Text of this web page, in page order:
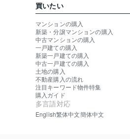
買いたい
マンションの購入
新築・分譲マンションの購入
中古マンションの購入
一戸建ての購入
新築一戸建ての購入
中古一戸建ての購入
土地の購入
不動産購入の流れ
注目キーワード物件特集
購入ガイド
多言語対応
English繁体中文簡体中文